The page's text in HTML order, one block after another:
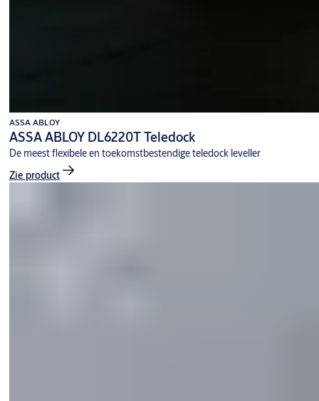
ASSA ABLOY
ASSA ABLOY DL6220T Teledock
De meest flexibele en toekomstbestendige teledock leveller
Zie product